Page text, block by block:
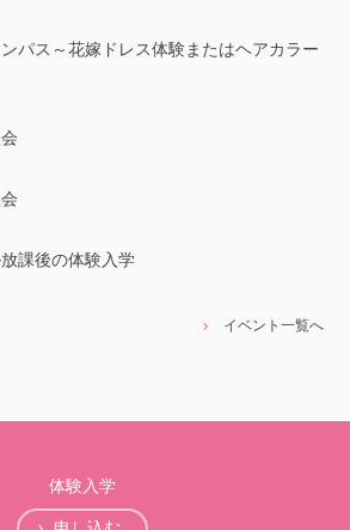
パス～花嫁ドレス体験またはヘアカラー
課後の体験入学
イベント一覧へ
体験入学